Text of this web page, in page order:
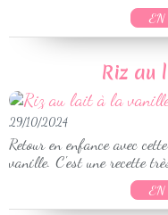
Riz au
29/10/2024
Retour en enfance avec
vanille. C'est une recette